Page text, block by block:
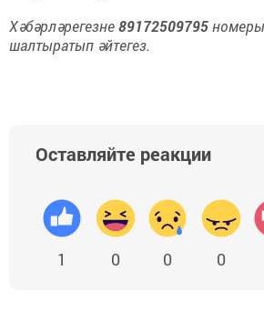
Хәбәрләрегезне89172509795
шалтыратып әйтегез.
Оставляйте реакции
1 0 0 0